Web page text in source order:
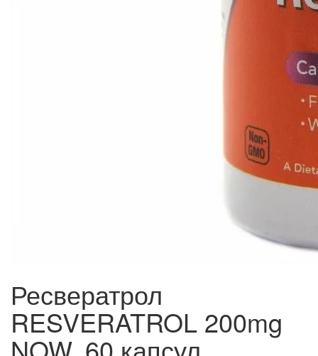
Ресвератрол
RESVERATROL 200mg